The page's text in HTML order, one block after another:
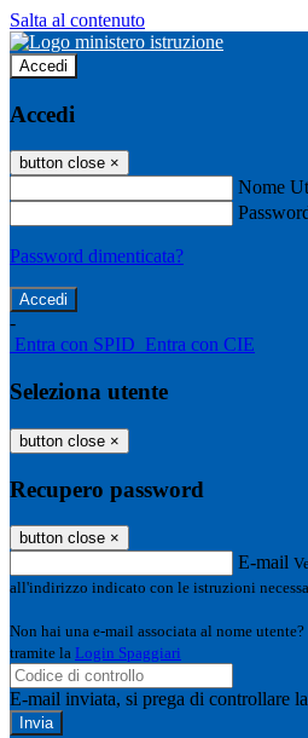
Salta al contenuto
Accedi
Accedi
button close ×
Nome
Password dimenticata?
-
Entra con SPID Entra con CIE
Seleziona utente
button close ×
Recupero password
button close ×
E-mail
all'indirizzo indicato con le istruzioni
Non hai una e-mail associata al nome
tramite la Login Spaggiari
E-mail inviata, si prega di controllare